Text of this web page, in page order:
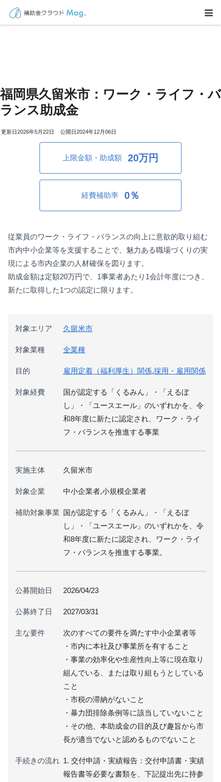
福岡県久留米市：ワーク・ライフ・バ
ランス助成金
2026年5月22日 2024年12月06日
上限金額・助成額 20万円
経費補助率 0％
従業員のワーク・ライフ・バランスの向上に意欲的取り組む
市内中小企業等を支援することで、魅力ある職場づくりの実
現による市内企業の人材確保を図ります。
助成金額は定額20万円で、1事業者あたり1会計年度につき、
新たに取得した1つの認定に限ります。
対象エリア 久留米市
対象業種 全業種
目的 雇用定着（福利厚生）関係,採用・雇用関係
対象経費
国が認定する「くるみん」・「えるぼ
し」・「ユースエール」のいずれかを、令
和8年度に新たに認定され、ワーク・ライ
フ・バランスを推進する事業
実施主体 久留米市
対象企業 中小企業者,小規模企業者
補助対象事業 国が認定する「くるみん」・「えるぼ
し」・「ユースエール」のいずれかを、令
和8年度に新たに認定され、ワーク・ライ
フ・バランスを推進する事業。
公募開始日 2026/04/23
公募終了日 2027/03/31
主な要件
次のすべての要件を満たす中小企業者等
・市内に本社及び事業所を有すること
・事業の効率化や生産性向上等に現在取り
組んでいる、または取り組もうとしている
こと
・市税の滞納がないこと
・暴力団排除条例等に該当していないこと
・その他、本助成金の目的及び趣旨から市
長が適当でないと認めるものでないこと
手続きの流れ 1. 交付申請・実績報告：交付申請書・実績
報告書等必要な書類を、下記提出先に持参